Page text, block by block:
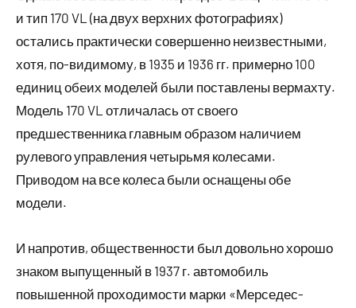
и тип 170 VL (на двух верхних фотографиях)
остались практически совершенно неизвестными,
хотя, по-видимому, в 1935 и 1936 гг. примерно 100
единиц обеих моделей были поставлены вермахту.
Модель 170 VL отличалась от своего
предшественника главным образом наличием
рулевого управления четырьмя колесами.
Приводом на все колеса были оснащены обе
модели.
И напротив, общественности был довольно хорошо
знаком выпущенный в 1937 г. автомобиль
повышенной проходимости марки «Мерседес-